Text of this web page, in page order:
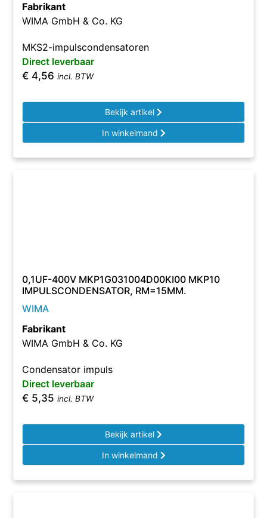
Fabrikant
WIMA GmbH & Co. KG
MKS2-impulscondensatoren
Direct leverbaar
€ 4,56 incl. BTW
Bekijk artikel
In winkelmand
0,1UF-400V MKP1G031004D00KI00 MKP10
IMPULSCONDENSATOR, RM=15MM.
WIMA
Fabrikant
WIMA GmbH & Co. KG
Condensator impuls
Direct leverbaar
€ 5,35 incl. BTW
Bekijk artikel
In winkelmand